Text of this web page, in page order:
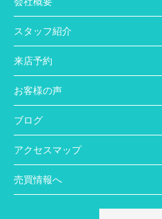
スタッフ紹介
来店予約
お客様の声
ブログ
アクセスマップ
売買情報へ